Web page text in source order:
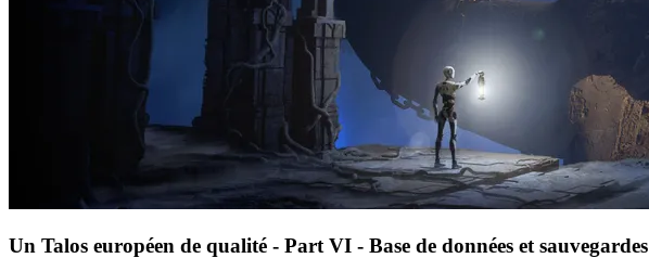
Un Talos européen de qualité - Part VI - Base de données et sauvegardes